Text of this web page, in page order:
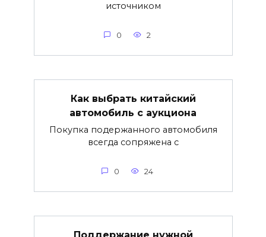
источником
0 2
Как выбрать китайский
автомобиль с аукциона
Покупка подержанного автомобиля
всегда сопряжена с
0 24
Поддержание нужной